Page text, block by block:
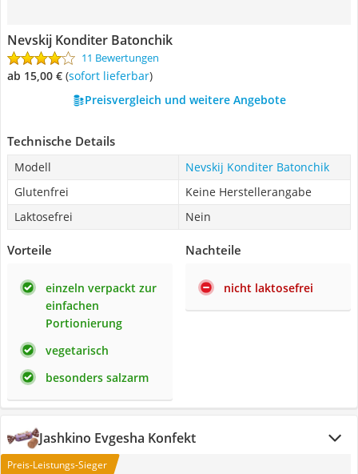
Nevskij Konditer Batonchik
11 Bewertungen
ab 15,00 € ( Sofort lieferbar)
Preisvergleich und weitere Angebote
Technische Details
Modell
Nevskij Konditer Batonchik
Glutenfrei
Keine Herstellerangabe
Laktosefrei
Nein
Vorteile
einzeln verpackt zur
einfachen
Portionierung
vegetarisch
besonders salzarm
Nachteile
nicht laktosefrei
Jashkino Evgesha Konfekt
Preis-Leistungs-Sieger